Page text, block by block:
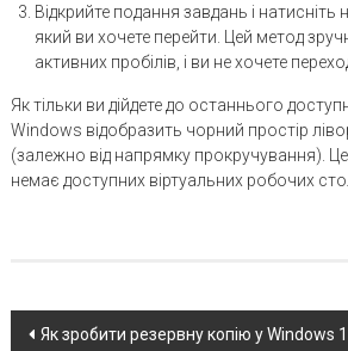
Відкрийте подання завдань і натисніть
який ви хочете перейти. Цей метод
активних пробілів, і ви не хочете
Як тільки ви дійдете до останнього
Windows відобразить чорний простір
(залежно від напрямку прокручування).
немає доступних віртуальних робочих
Post
Як зробити резервну копію у Windows